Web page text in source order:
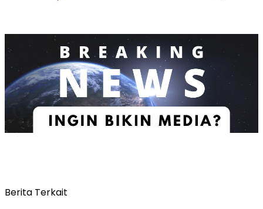
Berita Terkait